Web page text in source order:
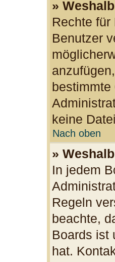
»
Rechte
Benutzer
bestimmte
keine
Nach oben
»
In jedem
Regeln
beachte,
Boards ist
hat.